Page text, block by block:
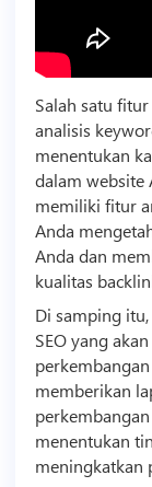
Salah satu
analisis
menentukan
dalam website
memiliki fitur
Anda
Anda dan
kualitas
Di samping itu,
SEO yang
memberikan
menentukan
meningkatkan